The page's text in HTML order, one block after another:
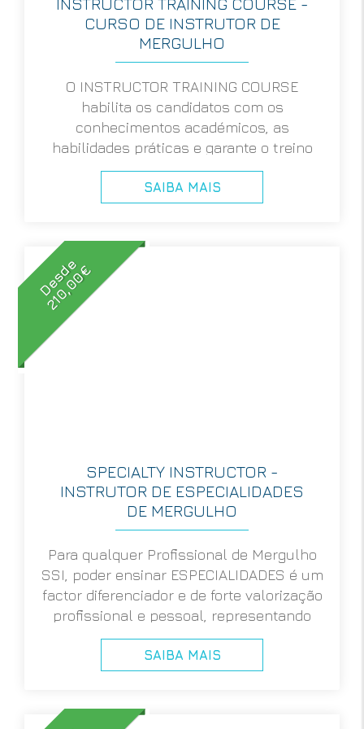
INSTRUCTOR TRAINING COURSE -
CURSO DE INSTRUTOR DE
MERGULHO
O INSTRUCTOR TRAINING COURSE
habilita os candidatos com os
conhecimentos académicos, as
habilidades práticas e garante o treino
para organizar e conduzir
autonomamente cursos de NÍVEIS DE
ENTRADA. Também prepara os
e completarem com sucesso a a
INSTRUCTOR EVALUATION, que após
completa com sucesso, atribuirá a
certifiação de OPEN WATER INSTRUCTOR
SAIBA MAIS
Desde
210,00€
SPECIALTY INSTRUCTOR -
INSTRUTOR DE ESPECIALIDADES
DE MERGULHO
Para qualquer Profissional de Mergulho
SSI, poder ensinar ESPECIALIDADES é um
factor diferenciador e de forte valorização
profissional e pessoal, representando
uma mais valia na Indústria do Mergulho
Recreativo.
SAIBA MAIS